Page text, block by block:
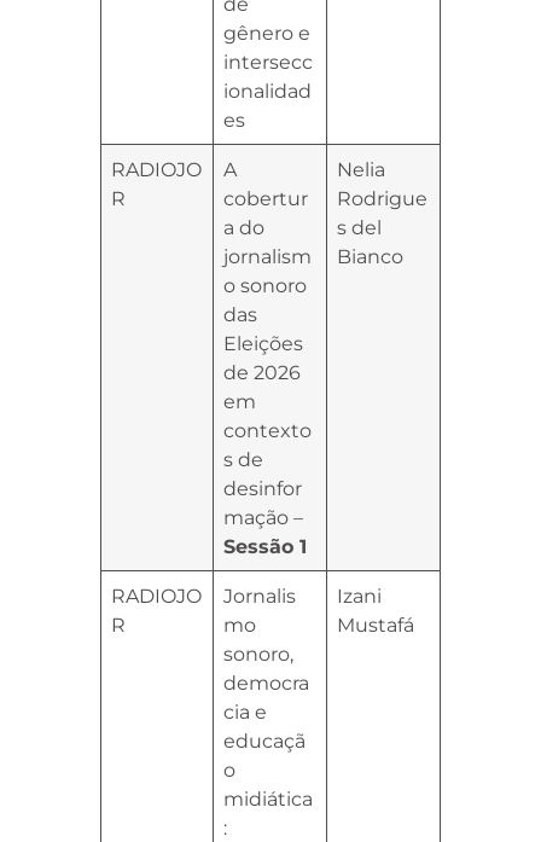
gênero e
intersecc
ionalidad
es
RADIOJO
R
A
cobertur
a do
jornalism
o sonoro
das
Eleições
de 2026
em
contexto
s de
desinfor
mação –
Sessão 1
Nelia
Rodrigue
s del
Bianco
RADIOJO
R
Jornalis
mo
sonoro,
democra
cia e
educaçã
o
midiática
:
Izani
Mustafá